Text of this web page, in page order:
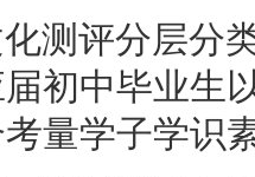
测评分层分
初中毕业生
量学子学识